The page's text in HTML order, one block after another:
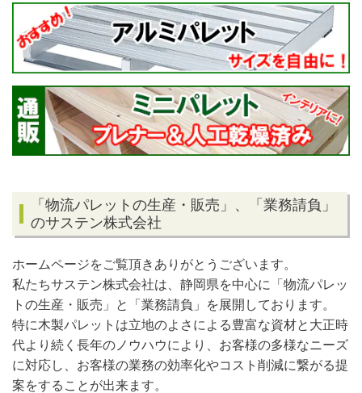
「物流パレットの生産・販売」、「業務請負」
のサステン株式会社
ホームページをご覧頂きありがとうございます。
私たちサステン株式会社は、静岡県を中心に「物流パレッ
トの生産・販売」と「業務請負」を展開しております。
特に木製パレットは立地のよさによる豊富な資材と大正時
代より続く長年のノウハウにより、お客様の多様なニーズ
に対応し、お客様の業務の効率化やコスト削減に繋がる提
案をすることが出来ます。